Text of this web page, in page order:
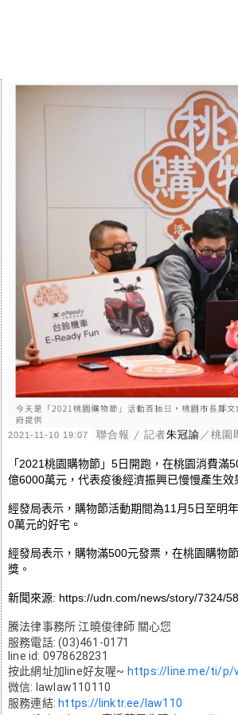
2021-11-10 19:07 聯合報 / 記者朱冠諭／桃園
「2021桃園購物節」5日開跑，在桃園消費滿
億6000萬元，代表疫後經濟振興已慢慢產生
經發局表示，購物節活動期間為11月5日至明
0萬元的好宅。
經發局表示，購物滿500元發票，在桃園購物
獎。
新聞來源: https://udn.com/news/story/7324/
騰法律事務所 江曉俊律師 關心您
服務電話: (03)461-0171
line id: 0978628231
按此網址加line好友喔~ https://line.me/ti/p/
微信: lawlaw110110
服務連結: https://linktr.ee/law110